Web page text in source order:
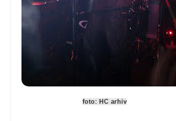
foto: HC arhiv